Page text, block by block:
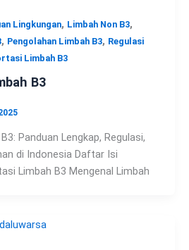
Lingkungan, Limbah Non B3,
, Pengolahan Limbah B3, Regulasi
Limbah B3
B3
Panduan Lengkap, Regulasi,
di Indonesia Daftar Isi
Limbah B3 Mengenal Limbah